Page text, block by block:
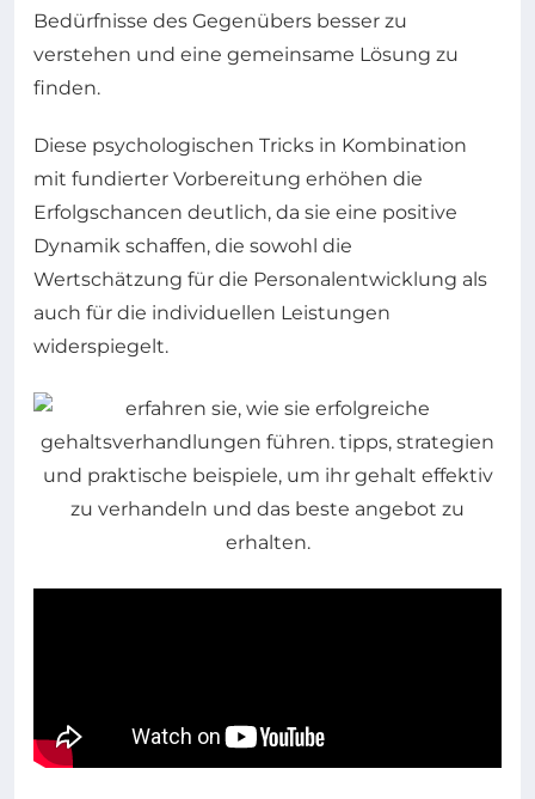
Bedürfnisse des Gegenübers besser zu
verstehen und eine gemeinsame Lösung zu
finden.
Diese psychologischen Tricks in Kombination
mit fundierter Vorbereitung erhöhen die
Erfolgschancen deutlich, da sie eine positive
Dynamik schaffen, die sowohl die
Wertschätzung für die Personalentwicklung als
auch für die individuellen Leistungen
widerspiegelt.